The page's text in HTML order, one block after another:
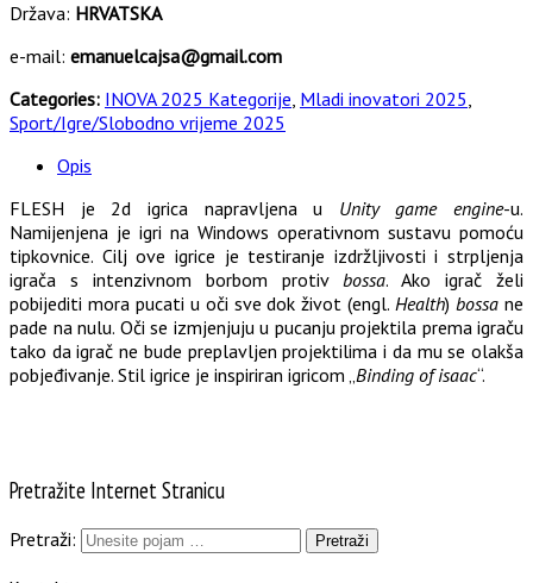
Država: HRVATSKA
e-mail: emanuelcajsa@gmail.com
Categories: INOVA 2025 Kategorije, Mladi inovatori 2025,
Sport/Igre/Slobodno vrijeme 2025
Opis
FLESH je 2d igrica napravljena u Unity game engine-u.
Namijenjena je igri na Windows operativnom sustavu pomoću
tipkovnice. Cilj ove igrice je testiranje izdržljivosti i strpljenja
igrača s intenzivnom borbom protiv bossa. Ako igrač želi
pobijediti mora pucati u oči sve dok život (engl.Health)bossa ne
pade na nulu. Oči se izmjenjuju u pucanju projektila prema igraču
tako da igrač ne bude preplavljen projektilima i da mu se olakša
pobjeđivanje. Stil igrice je inspiriran igricom „Binding of isaac“.
Pretražite Internet Stranicu
Pretraži: